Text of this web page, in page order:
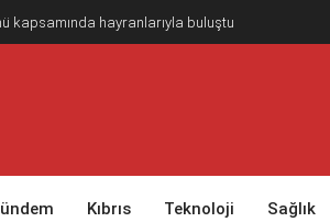
kapsamında hayranlarıyla buluştu
Kıbrıs Teknoloji Sağlık